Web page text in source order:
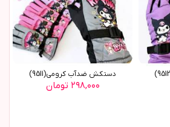
دستکش ضدآب کرومي(9511)
۲۹۸,۰۰۰ تومان